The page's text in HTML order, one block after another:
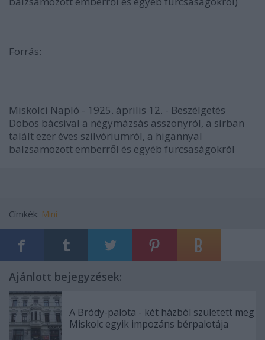
Forrás:
Miskolci Napló - 1925. április 12. - Beszélgetés
Dobos bácsival a négymázsás asszonyról, a sírban
talált ezer éves szilvóriumról, a higannyal
balzsamozott emberről és egyéb furcsaságokról
Címkék: Mini
Ajánlott bejegyzések:
A Bródy-palota - két házból született meg
Miskolc egyik impozáns bérpalotája